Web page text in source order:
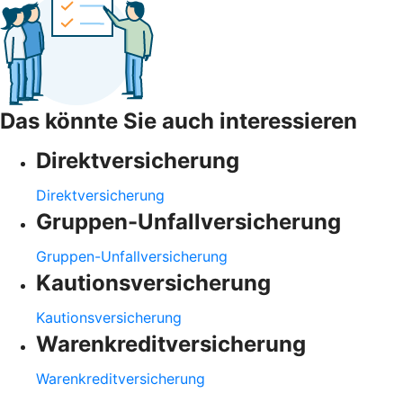
Das könnte Sie auch interessieren
Direktversicherung
Direktversicherung
Gruppen-Unfallversicherung
Gruppen-Unfallversicherung
Kautionsversicherung
Kautionsversicherung
Warenkreditversicherung
Warenkreditversicherung